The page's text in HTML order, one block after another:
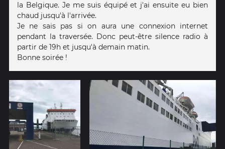
la Belgique. Je me suis équipé et j'ai ensuite eu bien
chaud jusqu'à l'arrivée.
Je ne sais pas si on aura une connexion internet
pendant la traversée. Donc peut-être silence radio à
partir de 19h et jusqu'à demain matin.
Bonne soirée !